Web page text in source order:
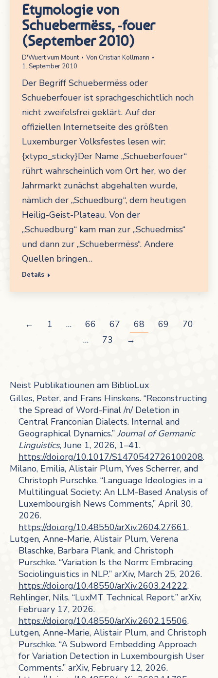
Etymologie von
Schuebermëss, -fouer
(September 2010)
D'Wuert vum Mount Von Cristian Kollmann
1. September 2010
Der Begriff Schuebermëss oder
Schueberfouer ist sprachgeschichtlich noch
nicht zweifelsfrei geklärt. Auf der
offiziellen Internetseite des größten
Luxemburger Volksfestes lesen wir:
{xtypo_sticky}Der Name „Schueberfouer“
rührt wahrscheinlich vom Ort her, wo der
Jahrmarkt zunächst abgehalten wurde,
nämlich der „Schuedburg“, dem heutigen
Heilig-Geist-Plateau. Von der
„Schuedburg“ kam man zur „Schuedmiss“
und dann zur „Schuebermëss“. Andere
Quellen bringen…
Details
← 1 … 66 67 68 69
70
…
73 →
Neist Publikatiounen am BiblioLux
Gilles, Peter, and Frans Hinskens. “Reconstructing
the Spread of Word-Final /n/ Deletion in
Central Franconian Dialects. Internal and
Geographical Dynamics.” Journal of Germanic
Linguistics, June 1, 2026, 1–41.
https://doi.org/10.1017/S1470542726100208.
Milano, Emilia, Alistair Plum, Yves Scherrer, and
Christoph Purschke. “Language Ideologies in a
Multilingual Society: An LLM-Based Analysis of
Luxembourgish News Comments,” April 30,
2026.
https://doi.org/10.48550/arXiv.2604.27661.
Lutgen, Anne-Marie, Alistair Plum, Verena
Blaschke, Barbara Plank, and Christoph
Purschke. “Variation Is the Norm: Embracing
Sociolinguistics in NLP.” arXiv, March 25, 2026.
https://doi.org/10.48550/arXiv.2603.24222.
Rehlinger, Nils. “LuxMT Technical Report.” arXiv,
February 17, 2026.
https://doi.org/10.48550/arXiv.2602.15506.
Lutgen, Anne-Marie, Alistair Plum, and Christoph
Purschke. “A Subword Embedding Approach
for Variation Detection in Luxembourgish User
Comments.” arXiv, February 12, 2026.